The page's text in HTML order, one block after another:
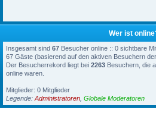
Wer ist
Insgesamt sind 67 Besucher online :: 0 sichtbare
67 Gäste (basierend auf den aktiven Besuchern
Der Besucherrekord liegt bei 2263 Besuchern, die
online waren.
Mitglieder: 0 Mitglieder
Legende: Administratoren Globale Moderatoren